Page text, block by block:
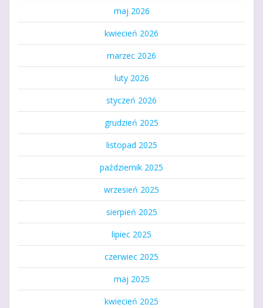
maj 2026
kwiecień 2026
marzec 2026
luty 2026
styczeń 2026
grudzień 2025
listopad 2025
październik 2025
wrzesień 2025
sierpień 2025
lipiec 2025
czerwiec 2025
maj 2025
kwiecień 2025